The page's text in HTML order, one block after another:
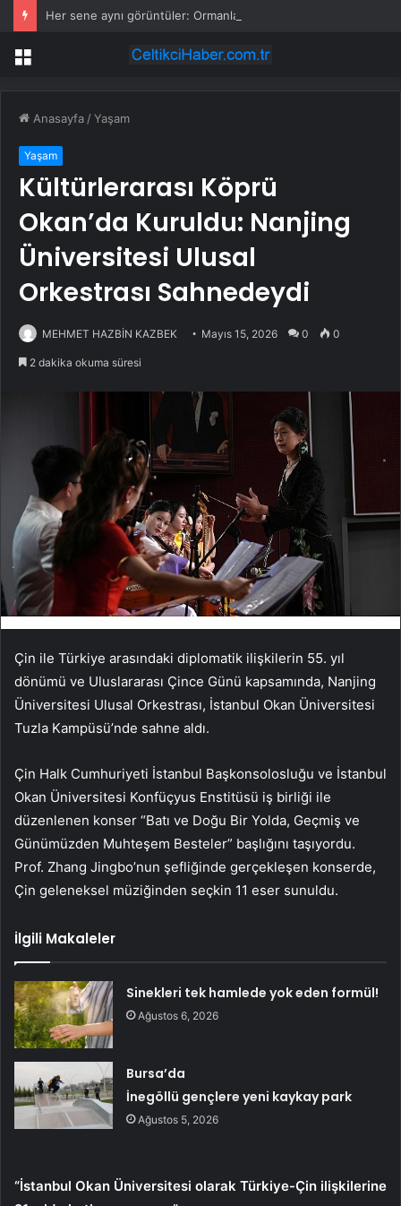
Menü
Anasayfa /Yaşam
Yaşam
Kültürlerarası Köprü
Okan’da Kuruldu: Nanjing
Üniversitesi Ulusal
Orkestrası Sahnedeydi
MEHMET HAZBİN KAZBEK Mayıs 15, 2026 0 0
2 dakika okuma süresi
Çin ile Türkiye arasındaki diplomatik ilişkilerin 55. yıl
dönümü ve Uluslararası Çince Günü kapsamında, Nanjing
Üniversitesi Ulusal Orkestrası, İstanbul Okan Üniversitesi
Tuzla Kampüsü’nde sahne aldı.
Çin Halk Cumhuriyeti İstanbul Başkonsolosluğu ve İstanbul
Okan Üniversitesi Konfüçyus Enstitüsü iş birliği ile
düzenlenen konser “Batı ve Doğu Bir Yolda, Geçmiş ve
Günümüzden Muhteşem Besteler” başlığını taşıyordu.
Prof. Zhang Jingbo’nun şefliğinde gerçekleşen konserde,
Çin geleneksel müziğinden seçkin 11 eser sunuldu.
İlgili Makaleler
Sinekleri tek hamlede yok eden formül!
Ağustos 6, 2026
Bursa’da
İnegöllü gençlere yeni kaykay park
Ağustos 5, 2026
“İstanbul Okan Üniversitesi olarak Türkiye-Çin ilişkilerine